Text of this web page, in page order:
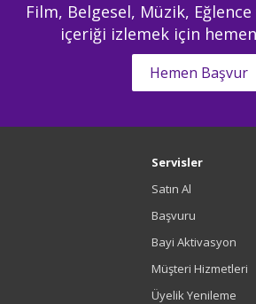
Film, Belgesel, Müzik,
içeriği izlemek için
Hemen Başvur
Servisler
Satın Al
Başvuru
Bayi Aktivasyon
Müşteri Hizmetleri
Üyelik Yenileme